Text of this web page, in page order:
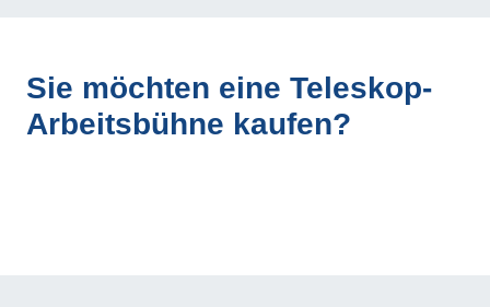
Sie möchten eine Teleskop-
Arbeitsbühne kaufen?